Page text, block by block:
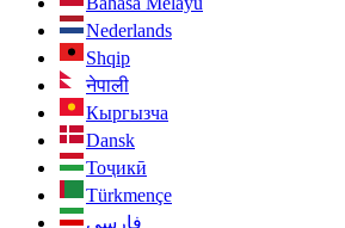
Nederlands
Shqip
नेपाली
Кыргызча
Dansk
Тоҷикӣ
Türkmençe
فارسی